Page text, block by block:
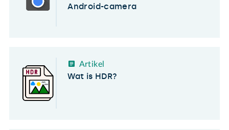
Android-camera
Artikel
Wat is HDR?